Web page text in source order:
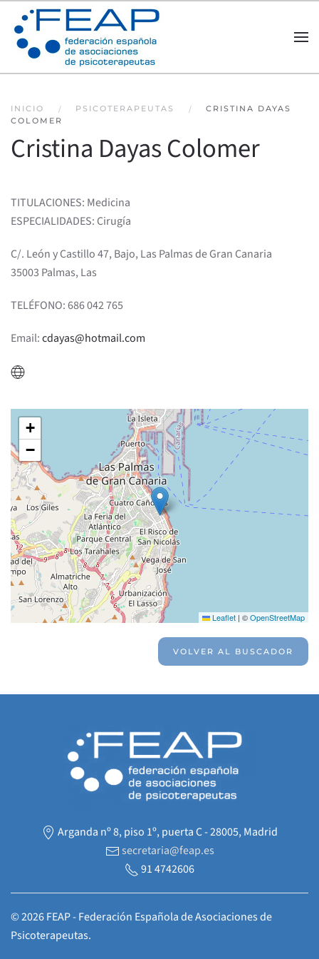
Skip to main content
INICIO PSICOTERAPEUTAS
CRISTINA DAYAS
COLOMER
Cristina Dayas Colomer
TITULACIONES: Medicina
ESPECIALIDADES: Cirugía
C/. León y Castillo 47, Bajo, Las Palmas de Gran Canaria
35003 Palmas, Las
TELÉFONO: 686 042 765
Email:cdayas@hotmail.com
+
−
Leaflet | ©OpenStreetMap
VOLVER AL BUSCADOR
Arganda nº 8, piso 1º, puerta C - 28005, Madrid
secretaria@feap.es
91 4742606
©2026FEAP - Federación Española de Asociaciones de
Psicoterapeutas.